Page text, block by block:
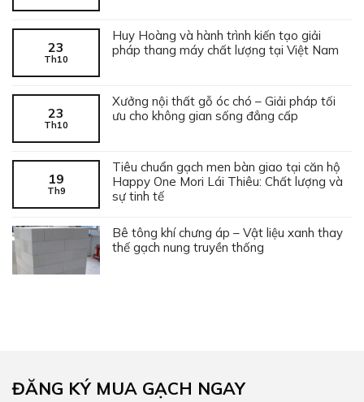
23
Th10
Huy Hoàng và hành trình kiến tạo giải
pháp thang máy chất lượng tại Việt Nam
23
Th10
Xưởng nội thất gỗ óc chó – Giải pháp tối
ưu cho không gian sống đẳng cấp
19
Th9
Tiêu chuẩn gạch men bàn giao tại căn hộ
Happy One Mori Lái Thiêu: Chất lượng và
sự tinh tế
Bê tông khí chưng áp – Vật liệu xanh thay
thế gạch nung truyền thống
ĐĂNG KÝ MUA GẠCH NGAY